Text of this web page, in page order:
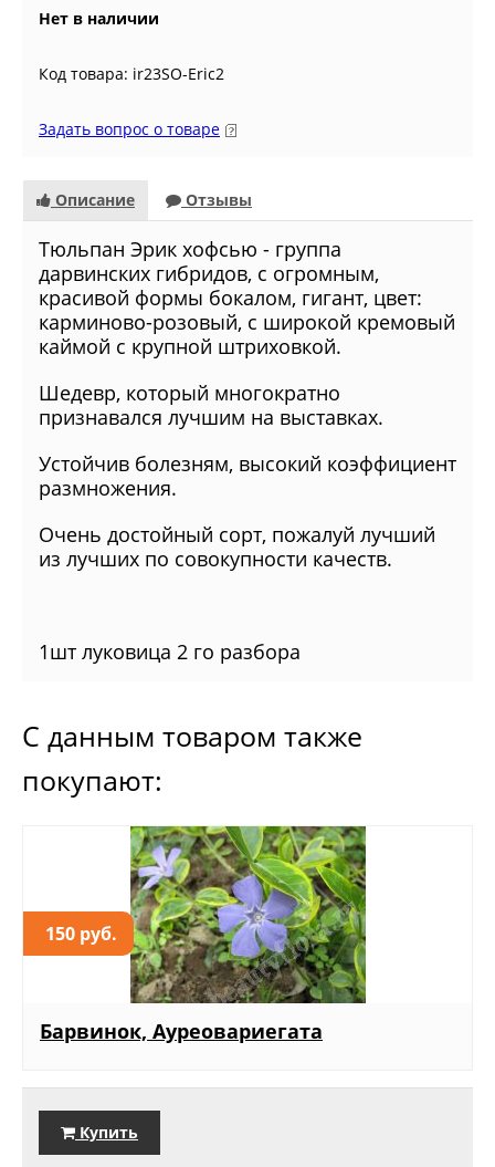
Нет в наличии
Код товара: ir23SO-Eric2
Задать вопрос о товаре
Описание Отзывы
Тюльпан Эрик хофсью - группа
дарвинских гибридов, с огромным,
красивой формы бокалом, гигант, цвет:
карминово-розовый, с широкой кремовый
каймой с крупной штриховкой.
Шедевр, который многократно
признавался лучшим на выставках.
Устойчив болезням, высокий коэффициент
размножения.
Очень достойный сорт, пожалуй лучший
из лучших по совокупности качеств.
1шт луковица 2 го разбора
С данным товаром также
покупают:
150 руб.
Барвинок, Ауреовариегата
Купить